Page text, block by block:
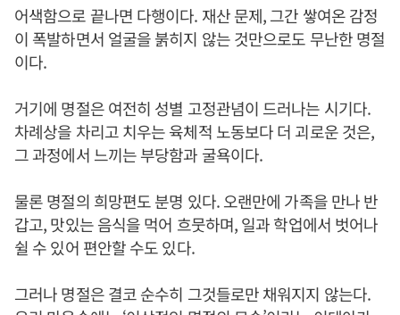
어색함으로 끝나면 다행이다. 재산 문제, 그간 쌓여온 감정
이 폭발하면서 얼굴을 붉히지 않는 것만으로도 무난한 명절
이다.
거기에 명절은 여전히 성별 고정관념이 드러나는 시기다.
차례상을 차리고 치우는 육체적 노동보다 더 괴로운 것은,
그 과정에서 느끼는 부당함과 굴욕이다.
물론 명절의 희망편도 분명 있다. 오랜만에 가족을 만나 반
갑고, 맛있는 음식을 먹어 흐뭇하며, 일과 학업에서 벗어나
쉴 수 있어 편안할 수도 있다.
그러나 명절은 결코 순수히 그것들로만 채워지지 않는다.